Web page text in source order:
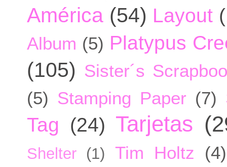
América (54) Layout
Album (5) Platypus
(105) Sister´s
(5) Stamping Paper (7)
Tag (24) Tarjetas
Shelter (1) Tim Holtz (4)